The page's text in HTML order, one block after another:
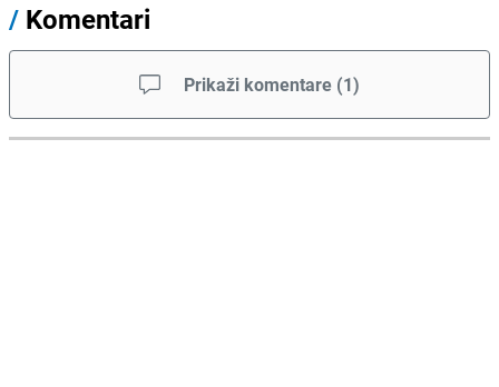
/ Komentari
Prikaži komentare (1)